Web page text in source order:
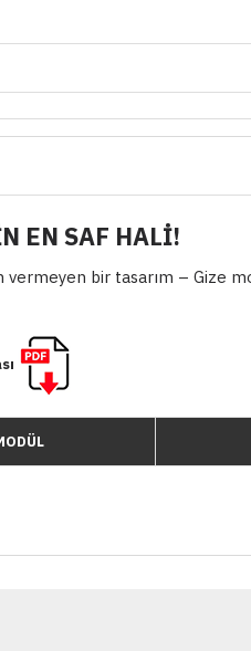
EN SAF HALİ!
bir tasarım – Gize